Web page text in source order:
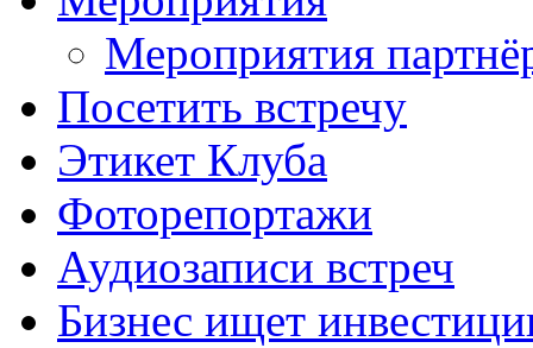
Мероприятия
Посетить встречу
Этикет Клуба
Фоторепортажи
Аудиозаписи встреч
Бизнес ищет